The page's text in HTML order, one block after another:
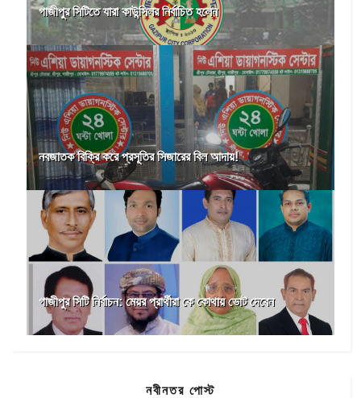
গাজীপুর সিটিতে যারা কাউন্সিলর নির্বাচিত হলেন
নবজাতক বিক্রি করে প্রসূতির সিজারের বিল আদায়!
গাজীপুর সিটি নির্বাচন: মেয়র প্রার্থীরা কে কোথায় ভোট দেবেন
নবীনতর পোস্ট